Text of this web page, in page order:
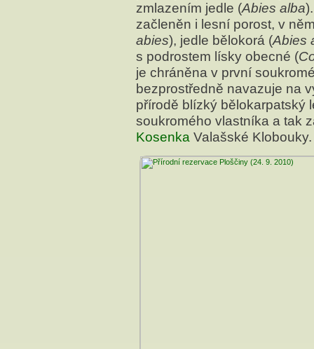
zmlazením jedle (Abies alba
začleněn i lesní porost, v
abies), jedle bělokorá (Abies
s podrostem lísky obecné (
je chráněna v první
bezprostředně navazuje na
přírodě blízký bělokarpatský
soukromého vlastníka a tak
Kosenka Valašské Klobouky.